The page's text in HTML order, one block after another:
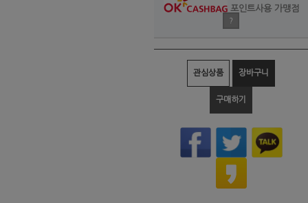
포인트사용 가맹점
?
관심상품 장바구니
구매하기